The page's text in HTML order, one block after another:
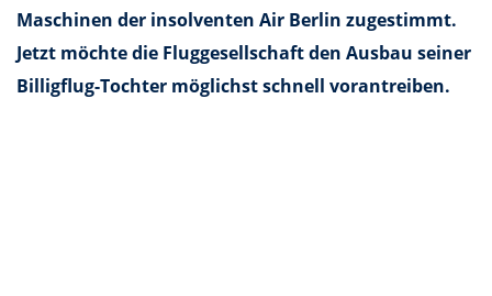
Maschinen der insolventen Air Berlin zugestimmt.
Jetzt möchte die Fluggesellschaft den Ausbau seiner
Billigflug-Tochter möglichst schnell vorantreiben.